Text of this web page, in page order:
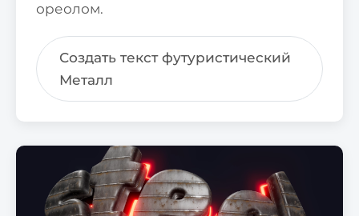
ореолом.
Создать текст футуристический
Металл